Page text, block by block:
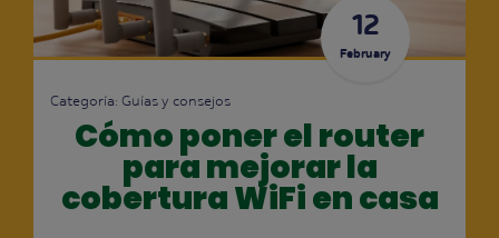
12
February
Categoría: Guías y consejos
Cómo poner el router
para mejorar la
cobertura WiFi en casa